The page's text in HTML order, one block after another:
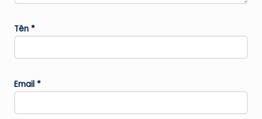
Tên *
Email *